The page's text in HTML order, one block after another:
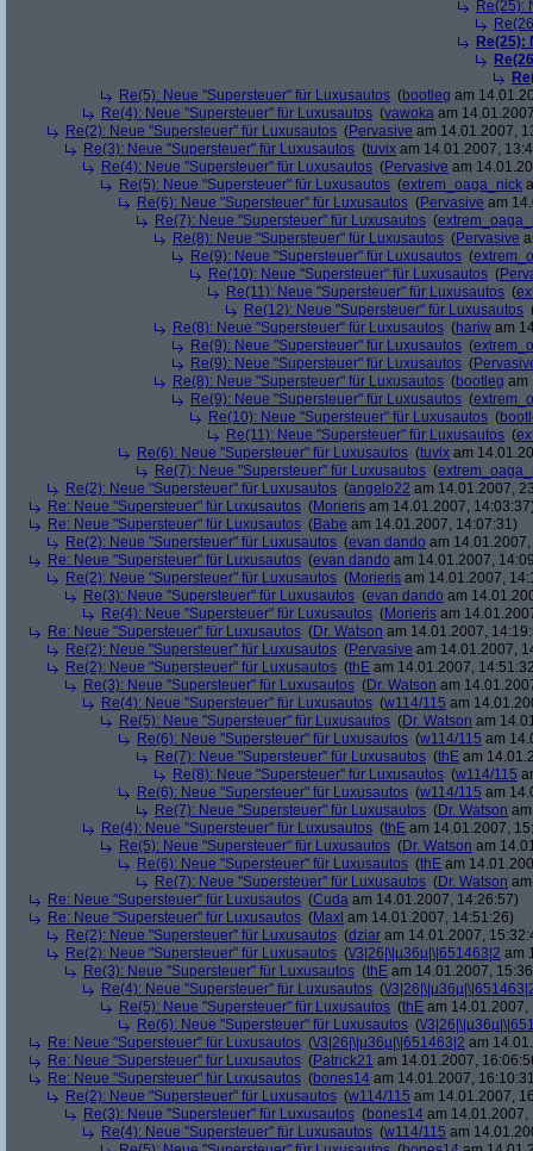
Re(25):
Re(25):
Re(5): Neue "Supersteuer" für Luxusautos (bootleg am
Re(4): Neue "Supersteuer" für Luxusautos (vawoka am
Re(2): Neue "Supersteuer" für Luxusautos (Pervasive am 14.01.2007,
Re(3): Neue "Supersteuer" für Luxusautos (tuvix am 14.01.2007,
Re(4): Neue "Supersteuer" für Luxusautos (Pervasive am
Re(5): Neue "Supersteuer" für Luxusautos (extrem_oaga_nick
Re(6): Neue "Supersteuer" für Luxusautos (Pervasive am
Re(7): Neue "Supersteuer" für Luxusautos (
Re(8): Neue "Supersteuer" für Luxusautos (Pervasive
Re(9): Neue "Supersteuer" für Luxusautos (
Re(10): Neue "Supersteuer" für Luxusautos (
Re(11): Neue "Supersteuer" für Luxusautos (
Re(12): Neue "Supersteuer" für Luxusautos
Re(8): Neue "Supersteuer" für Luxusautos (hariw am
Re(9): Neue "Supersteuer" für Luxusautos (
Re(9): Neue "Supersteuer" für Luxusautos (
Re(8): Neue "Supersteuer" für Luxusautos (bootleg am
Re(9): Neue "Supersteuer" für Luxusautos (
Re(10): Neue "Supersteuer" für Luxusautos (
Re(11): Neue "Supersteuer" für Luxusautos (
Re(6): Neue "Supersteuer" für Luxusautos (tuvix am
Re(7): Neue "Supersteuer" für Luxusautos (
Re(2): Neue "Supersteuer" für Luxusautos (angelo22 am 14.01.2007,
Re: Neue "Supersteuer" für Luxusautos (Morieris am 14.01.2007,
Re: Neue "Supersteuer" für Luxusautos (Babe am 14.01.2007, 14:07:31)
Re(2): Neue "Supersteuer" für Luxusautos (evan dando am
Re: Neue "Supersteuer" für Luxusautos (evan dando am 14.01.2007,
Re(2): Neue "Supersteuer" für Luxusautos (Morieris am 14.01.2007,
Re(3): Neue "Supersteuer" für Luxusautos (evan dando am
Re(4): Neue "Supersteuer" für Luxusautos (Morieris am
Re: Neue "Supersteuer" für Luxusautos (Dr. Watson am 14.01.2007,
Re(2): Neue "Supersteuer" für Luxusautos (Pervasive am 14.01.2007,
Re(2): Neue "Supersteuer" für Luxusautos (thE am 14.01.2007,
Re(3): Neue "Supersteuer" für Luxusautos (Dr. Watson am
Re(4): Neue "Supersteuer" für Luxusautos (w114/115 am
Re(5): Neue "Supersteuer" für Luxusautos (Dr. Watson am
Re(6): Neue "Supersteuer" für Luxusautos (w114/115 am
Re(7): Neue "Supersteuer" für Luxusautos (thE am
Re(8): Neue "Supersteuer" für Luxusautos (w114/115
Re(6): Neue "Supersteuer" für Luxusautos (w114/115 am
Re(7): Neue "Supersteuer" für Luxusautos (Dr. Watson
Re(4): Neue "Supersteuer" für Luxusautos (thE am 14.01.2007,
Re(5): Neue "Supersteuer" für Luxusautos (Dr. Watson am
Re(6): Neue "Supersteuer" für Luxusautos (thE am
Re(7): Neue "Supersteuer" für Luxusautos (Dr. Watson
Re: Neue "Supersteuer" für Luxusautos (Cuda am 14.01.2007, 14:26:57)
Re: Neue "Supersteuer" für Luxusautos (Maxl am 14.01.2007, 14:51:26)
Re(2): Neue "Supersteuer" für Luxusautos (dziar am 14.01.2007,
Re(2): Neue "Supersteuer" für Luxusautos (\/3|26|\|µ36µ|\|651463|2 am
Re(3): Neue "Supersteuer" für Luxusautos (thE am 14.01.2007,
Re(4): Neue "Supersteuer" für Luxusautos (\/
Re(5): Neue "Supersteuer" für Luxusautos (thE am 14.01.2007,
Re(6): Neue "Supersteuer" für Luxusautos (\/
Re: Neue "Supersteuer" für Luxusautos (\/3|26|\|µ36µ|\|651463|2 am
Re: Neue "Supersteuer" für Luxusautos (Patrick21 am 14.01.2007,
Re: Neue "Supersteuer" für Luxusautos (bones14 am 14.01.2007,
Re(2): Neue "Supersteuer" für Luxusautos (w114/115 am 14.01.2007,
Re(3): Neue "Supersteuer" für Luxusautos (bones14 am 14.01.2007,
Re(4): Neue "Supersteuer" für Luxusautos (w114/115 am